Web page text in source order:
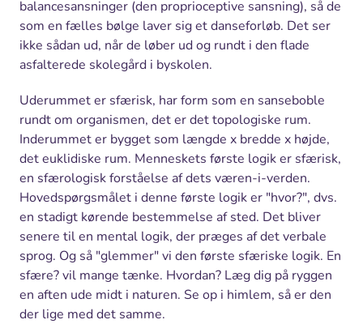
balancesansninger (den proprioceptive sansning), så de
som en fælles bølge laver sig et danseforløb. Det ser
ikke sådan ud, når de løber ud og rundt i den flade
asfalterede skolegård i byskolen.
Uderummet er sfærisk, har form som en sanseboble
rundt om organismen, det er det topologiske rum.
Inderummet er bygget som længde x bredde x højde,
det euklidiske rum. Menneskets første logik er sfærisk,
en sfærologisk forståelse af dets væren-i-verden.
Hovedspørgsmålet i denne første logik er "hvor?", dvs.
en stadigt kørende bestemmelse af sted. Det bliver
senere til en mental logik, der præges af det verbale
sprog. Og så "glemmer" vi den første sfæriske logik. En
sfære? vil mange tænke. Hvordan? Læg dig på ryggen
en aften ude midt i naturen. Se op i himlem, så er den
der lige med det samme.